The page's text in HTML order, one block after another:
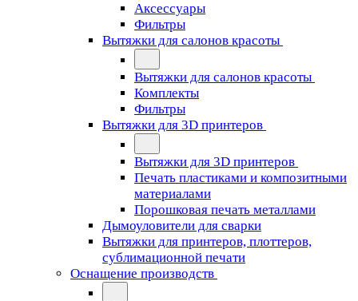
Аксессуары
Фильтры
Вытяжки для салонов красоты
Вытяжки для салонов красоты
Комплекты
Фильтры
Вытяжки для 3D принтеров
Вытяжки для 3D принтеров
Печать пластиками и композитными
материалами
Порошковая печать металлами
Дымоуловители для сварки
Вытяжки для принтеров, плоттеров,
сублимационной печати
Оснащение производств